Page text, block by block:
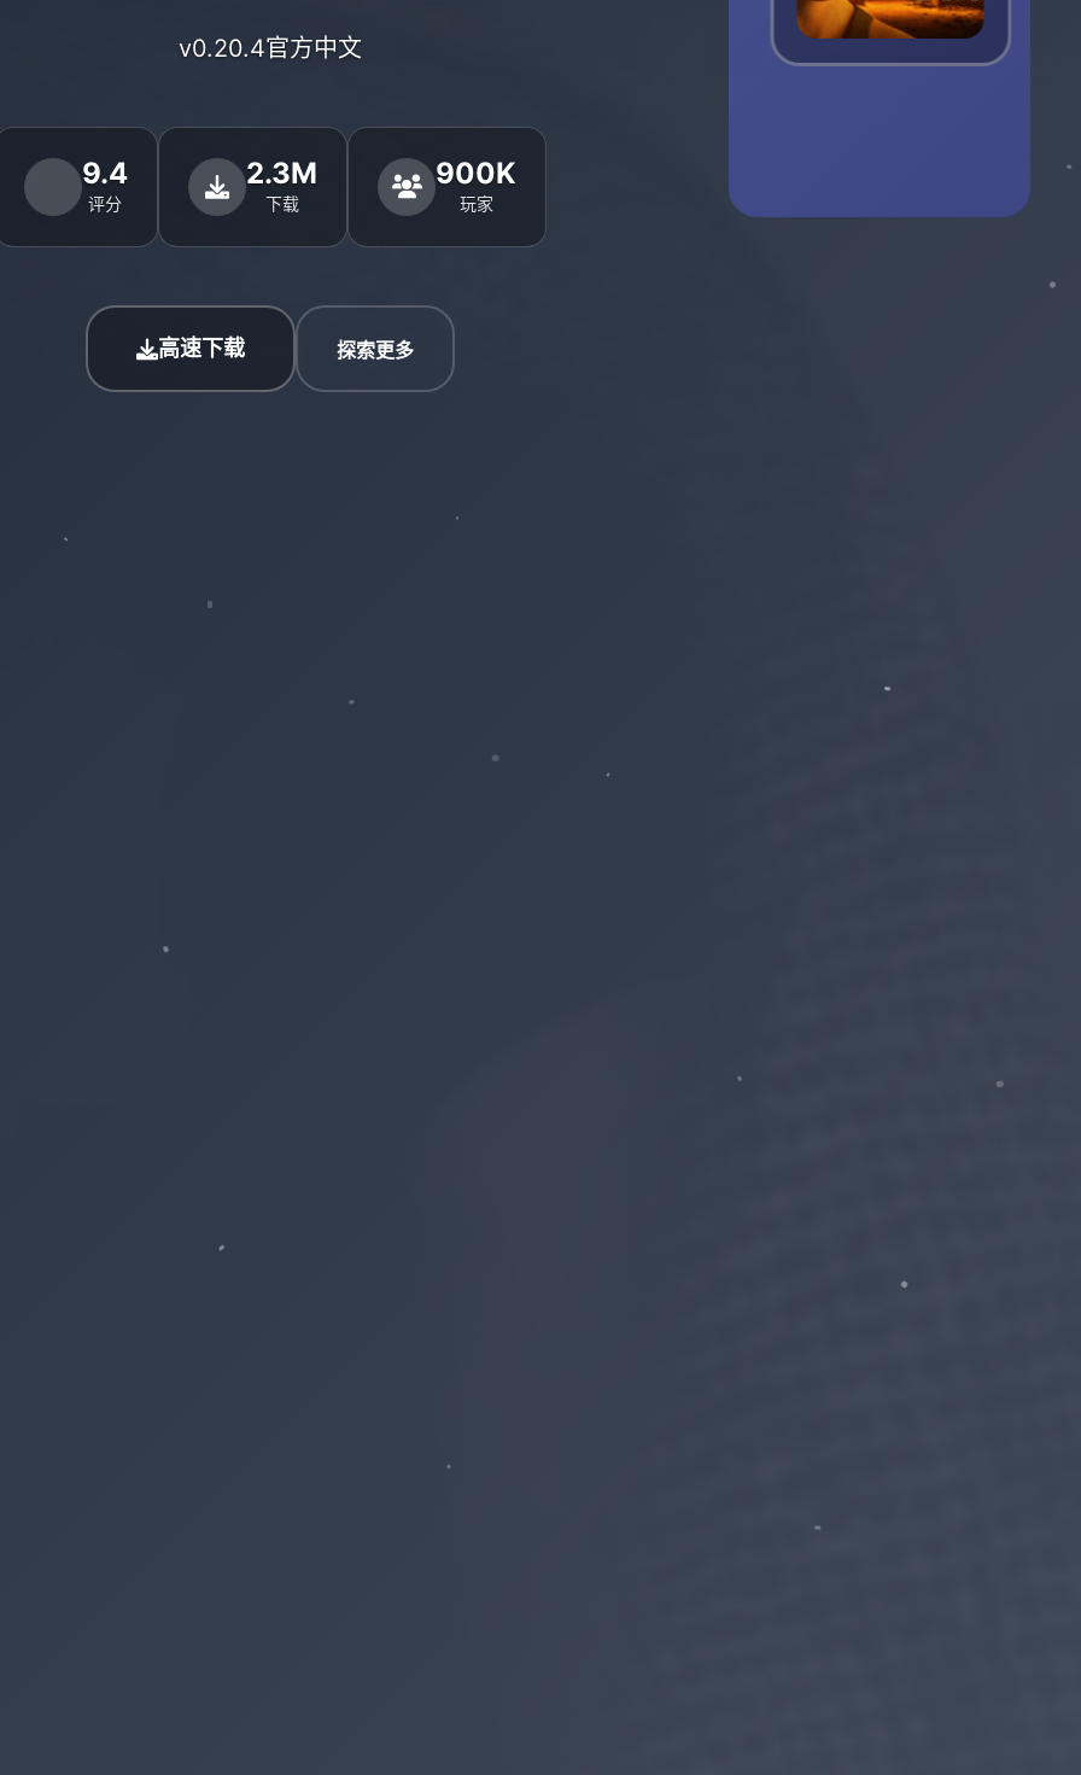
v0.20.4官方中文
9.4
评分
2.3M
下载
900K
玩家
高速下载 探索更多